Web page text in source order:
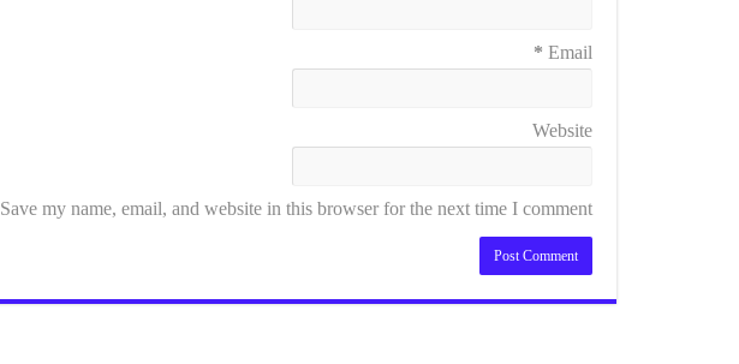
Email
*
Website
Save my name, email, and website in this browser for the next time I comment.